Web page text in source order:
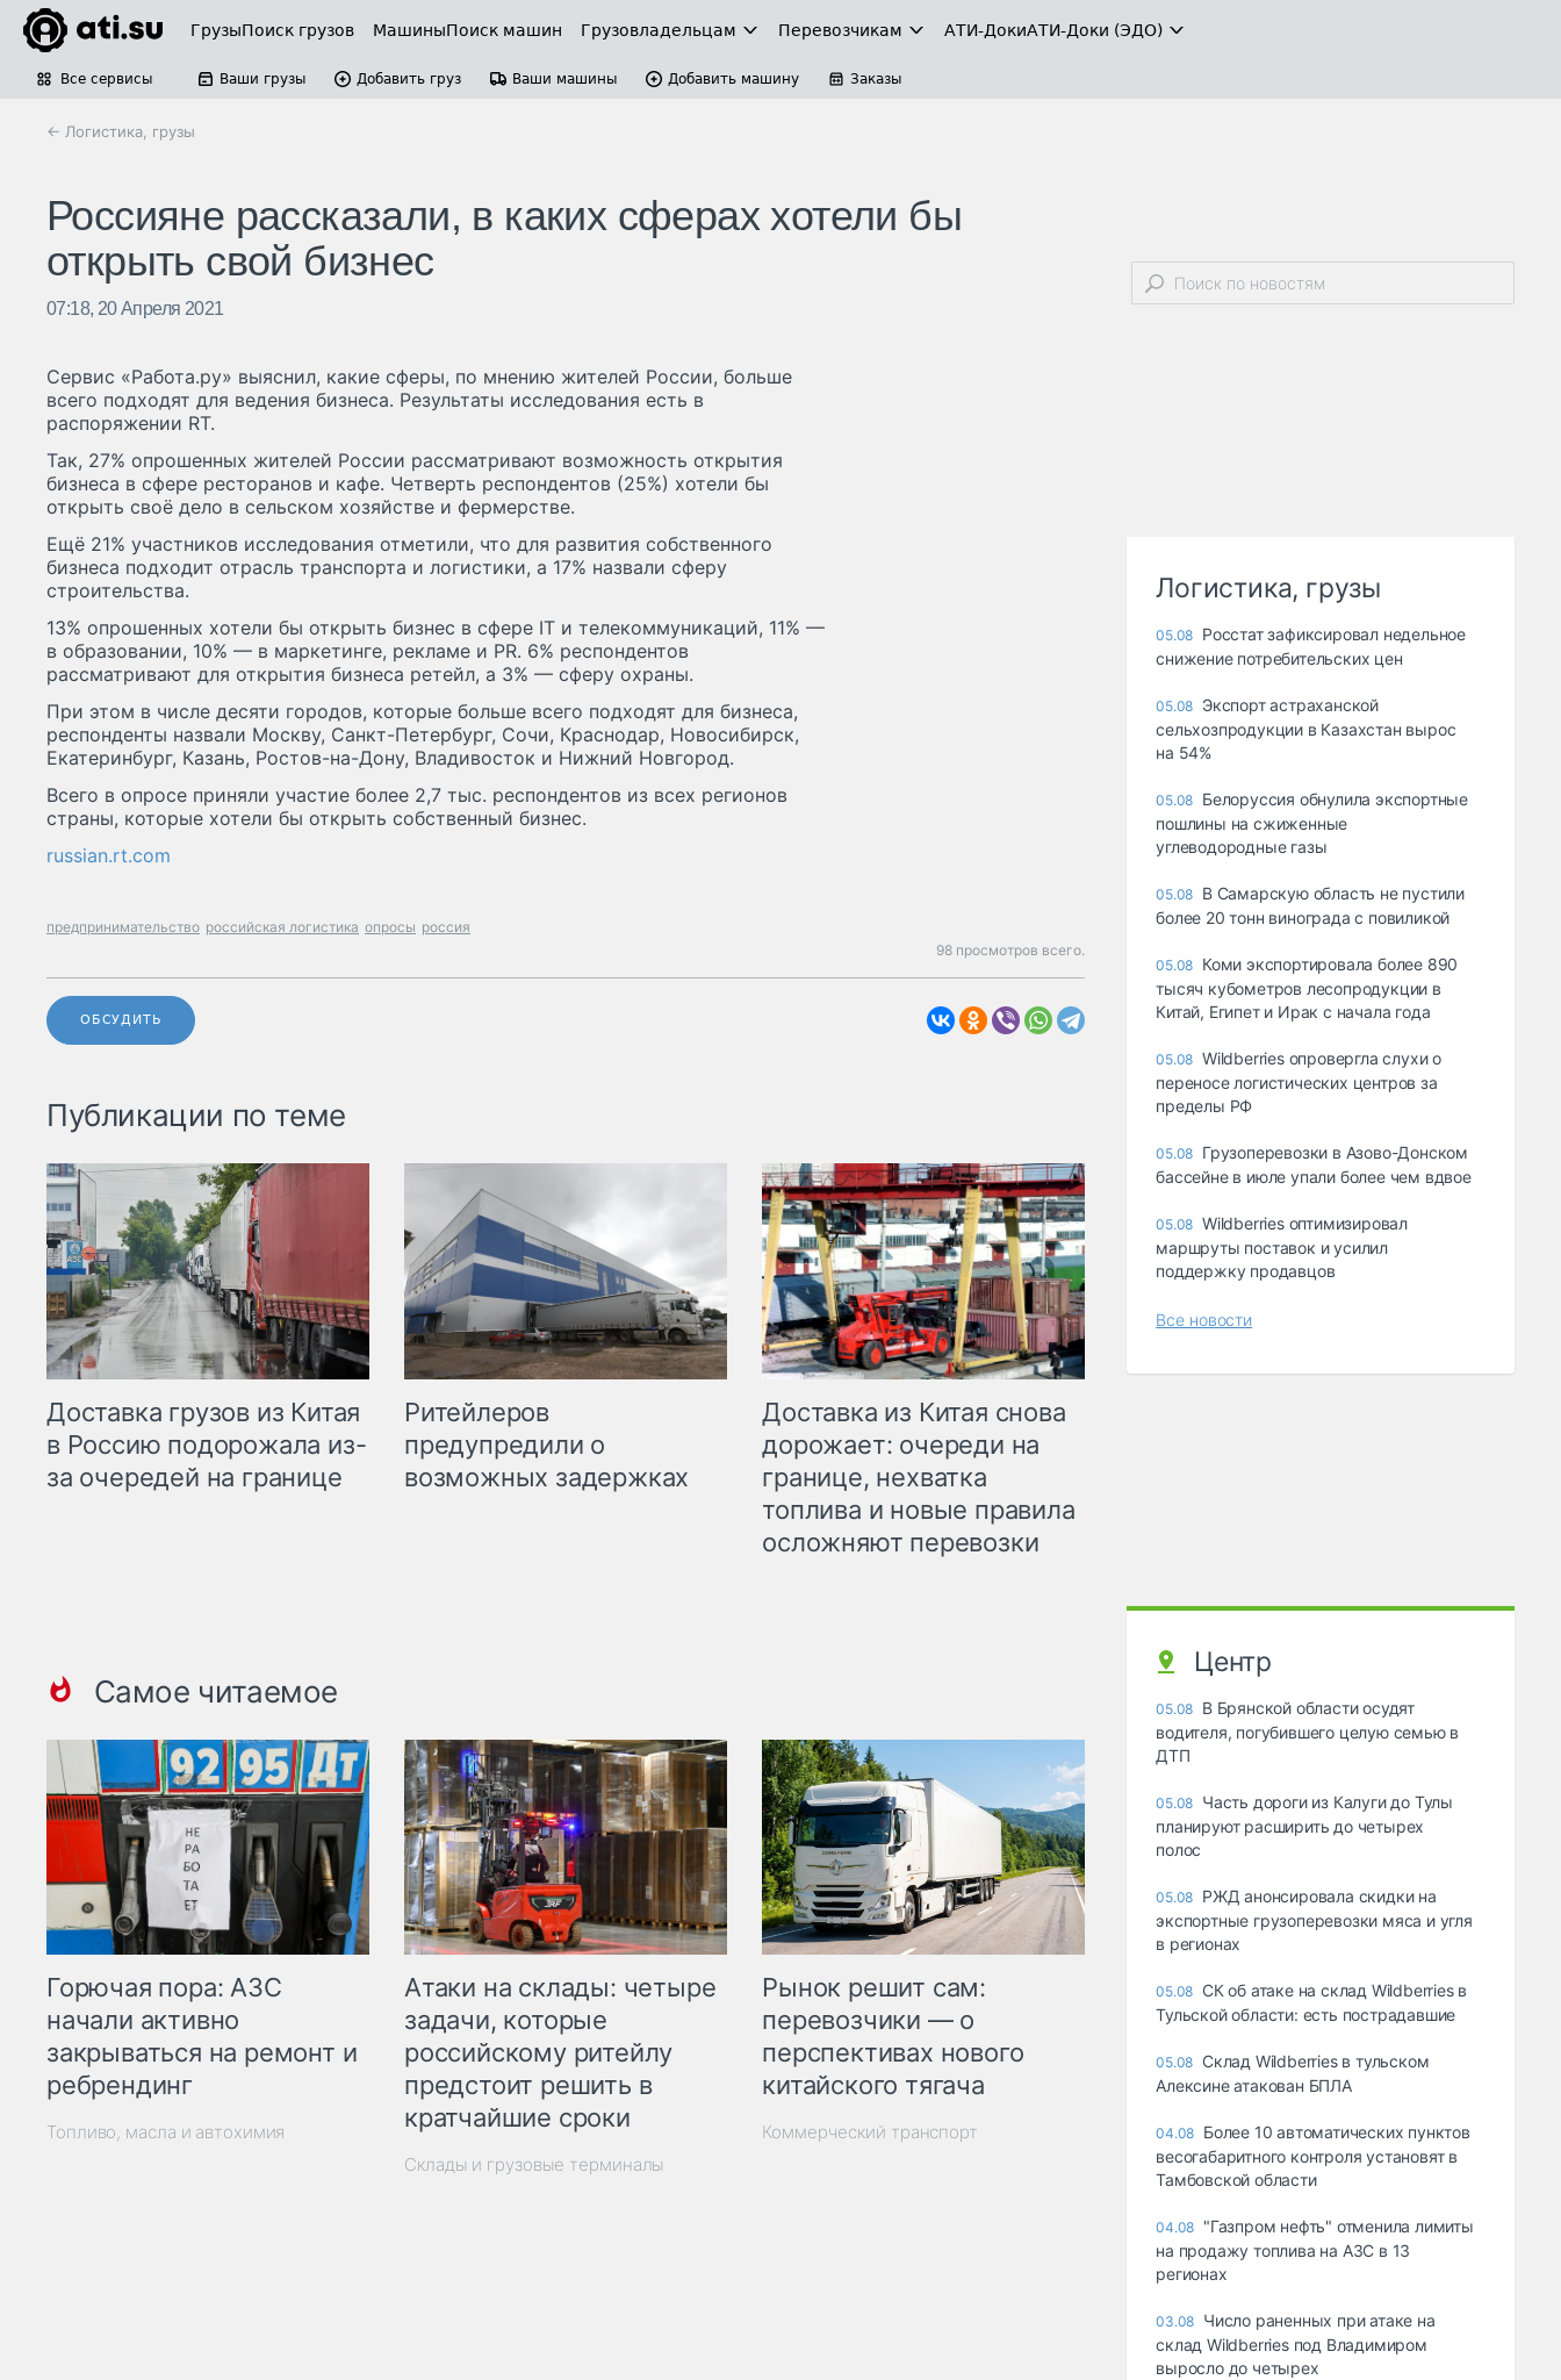
ГрузыПоиск грузов МашиныПоиск машин Грузовладельцам Перевозчикам АТИ-ДокиАТИ-Доки (ЭДО)
Все сервисы Ваши грузы Добавить груз Ваши машины Добавить машину Заказы
← Логистика, грузы
Россияне рассказали, в каких сферах хотели бы
открыть свой бизнес
07:18, 20 Апреля 2021
Сервис «Работа.ру» выяснил, какие сферы, по мнению жителей России, больше
всего подходят для ведения бизнеса. Результаты исследования есть в
распоряжении RT.
Так, 27% опрошенных жителей России рассматривают возможность открытия
бизнеса в сфере ресторанов и кафе. Четверть респондентов (25%) хотели бы
открыть своё дело в сельском хозяйстве и фермерстве.
Ещё 21% участников исследования отметили, что для развития собственного
бизнеса подходит отрасль транспорта и логистики, а 17% назвали сферу
строительства.
13% опрошенных хотели бы открыть бизнес в сфере IT и телекоммуникаций, 11% —
в образовании, 10% — в маркетинге, рекламе и PR. 6% респондентов
рассматривают для открытия бизнеса ретейл, а 3% — сферу охраны.
При этом в числе десяти городов, которые больше всего подходят для бизнеса,
респонденты назвали Москву, Санкт-Петербург, Сочи, Краснодар, Новосибирск,
Екатеринбург, Казань, Ростов-на-Дону, Владивосток и Нижний Новгород.
Всего в опросе приняли участие более 2,7 тыс. респондентов из всех регионов
страны, которые хотели бы открыть собственный бизнес.
russian.rt.com
предпринимательство российская логистика опросы россия
98 просмотров всего.
ОБСУДИТЬ
Публикации по теме
Доставка грузов из Китая
в Россию подорожала из-
за очередей на границе
Ритейлеров
предупредили о
возможных задержках
Доставка из Китая снова
дорожает: очереди на
границе, нехватка
топлива и новые правила
осложняют перевозки
Самое читаемое
Горючая пора: АЗС
начали активно
закрываться на ремонт и
ребрендинг
Топливо, масла и автохимия
Атаки на склады: четыре
задачи, которые
российскому ритейлу
предстоит решить в
кратчайшие сроки
Склады и грузовые терминалы
Рынок решит сам:
перевозчики — о
перспективах нового
китайского тягача
Коммерческий транспорт
Логистика, грузы
05.08 Росстат зафиксировал недельное
снижение потребительских цен
05.08 Экспорт астраханской
сельхозпродукции в Казахстан вырос
на 54%
05.08 Белоруссия обнулила экспортные
пошлины на сжиженные
углеводородные газы
05.08 В Самарскую область не пустили
более 20 тонн винограда с повиликой
05.08 Коми экспортировала более 890
тысяч кубометров лесопродукции в
Китай, Египет и Ирак с начала года
05.08 Wildberries опровергла слухи о
переносе логистических центров за
пределы РФ
05.08 Грузоперевозки в Азово-Донском
бассейне в июле упали более чем вдвое
05.08 Wildberries оптимизировал
маршруты поставок и усилил
поддержку продавцов
Все новости
Центр
05.08 В Брянской области осудят
водителя, погубившего целую семью в
ДТП
05.08 Часть дороги из Калуги до Тулы
планируют расширить до четырех
полос
05.08 РЖД анонсировала скидки на
экспортные грузоперевозки мяса и угля
в регионах
05.08 СК об атаке на склад Wildberries в
Тульской области: есть пострадавшие
05.08 Склад Wildberries в тульском
Алексине атакован БПЛА
04.08 Более 10 автоматических пунктов
весогабаритного контроля установят в
Тамбовской области
04.08 "Газпром нефть" отменила лимиты
на продажу топлива на АЗС в 13
регионах
03.08 Число раненных при атаке на
склад Wildberries под Владимиром
выросло до четырех